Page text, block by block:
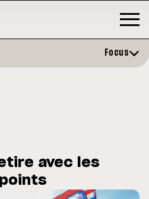
MOTO GP
Zarco évite l'opération et vise
Focus
avec les